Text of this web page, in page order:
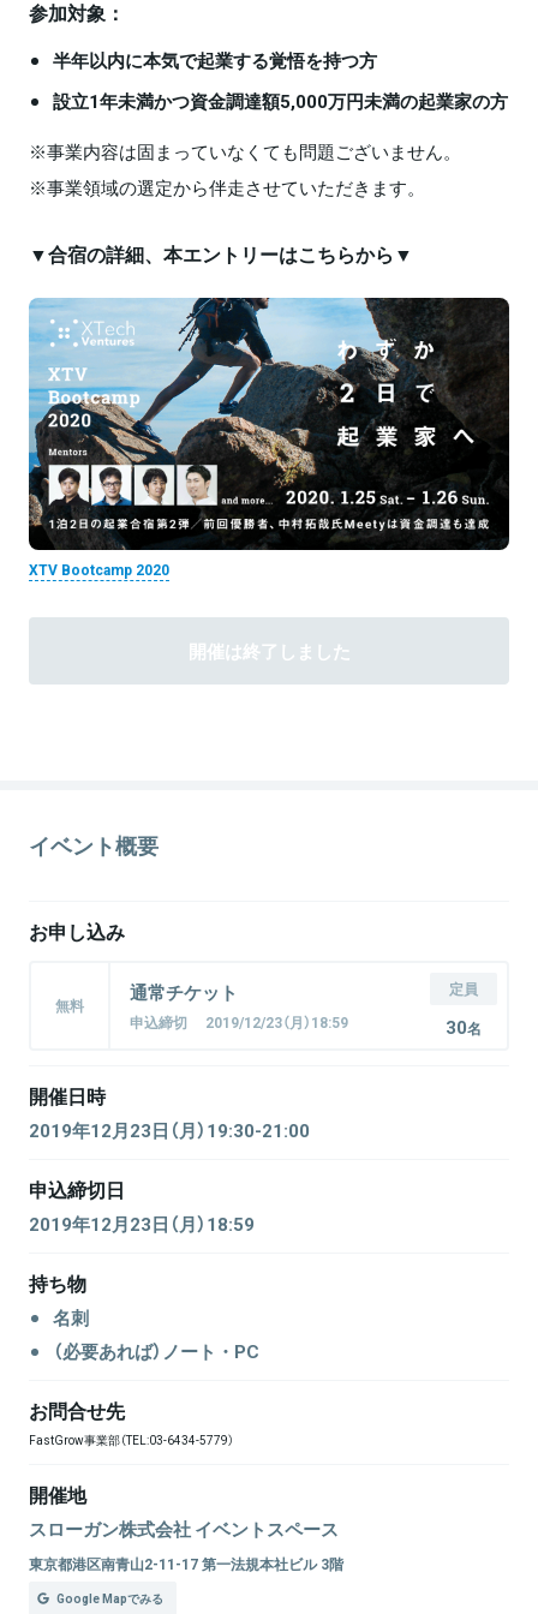
参加対象：
半年以内に本気で起業する覚悟を持つ方
設立1年未満かつ資金調達額5,000万円未満の起業家の方
※事業内容は固まっていなくても問題ございません。
※事業領域の選定から伴走させていただきます。
▼合宿の詳細、本エントリーはこちらから▼
XTV Bootcamp 2020
開催は終了しました
イベント概要
お申し込み
無料 通常チケット
申込締切 2019/12/23（月）18:59
定員
30名
開催日時
2019年12月23日（月）19:30-21:00
申込締切日
2019年12月23日（月）18:59
持ち物
名刺
（必要あれば）ノート・PC
お問合せ先
FastGrow事業部（TEL:03-6434-5779）
開催地
スローガン株式会社 イベントスペース
東京都港区南青山2-11-17 第一法規本社ビル 3階
Google Mapでみる